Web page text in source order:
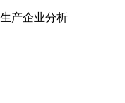
产企业分析